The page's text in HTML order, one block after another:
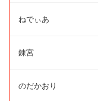
ねでぃあ
錬宮
のだかおり